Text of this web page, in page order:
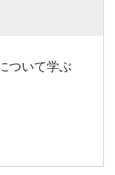
ついて学ぶ